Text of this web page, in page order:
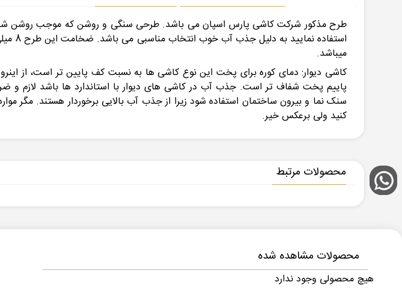
طرح مذکور شرکت کاشی پارس اسپان می باشد. طرحی سنگی و روشن که موجب روشن
میباشد.
کاشی دیوار: دمای کوره برای پخت این نوع کاشی ها به نسبت کف پایین تر است، از
پاییم پخت شفاف تر است. جذب آب در کاشی های دیوار با استاندارد ها باشد لازم و
سنک نما و بیرون ساختمان استفاده شود زیرا از جذب آب بالایی برخوردار هستند. مگر
کنید ولی برعکس خیر.
محصولات مرتبط
محصولات مشاهده شده
هیچ محصولی وجود ندارد